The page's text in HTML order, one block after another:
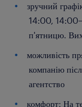
зручний
14:00,
п'ятницю.
можливість
компанію
агентство
комфорт: На